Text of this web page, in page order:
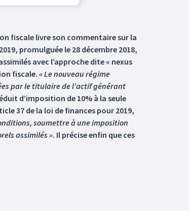
fiscale livre son commentaire sur la
promulguée le 28 décembre 2018,
avec l’approche dite « nexus
fiscale. « Le nouveau régime
par le titulaire de l’actif générant
d’imposition de 10% à la seule
37 de la loi de finances pour 2019,
soumettre à une imposition
assimilés ». Il précise enfin que ces